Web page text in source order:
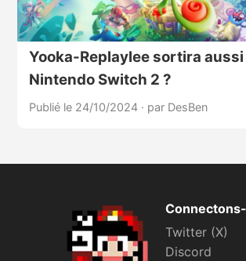
Yooka-Replaylee sortira
Nintendo Switch 2 ?
Publié le 24/10/2024 · par DesBen
Twitter (X)
Discord